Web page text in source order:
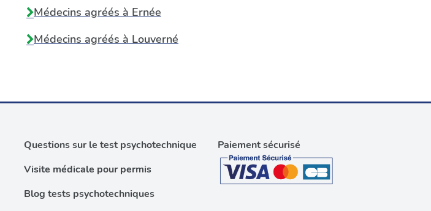
Médecins agréés à Ernée
Médecins agréés à Louverné
Questions sur le test psychotechnique
Visite médicale pour permis
Blog tests psychotechniques
Paiement sécurisé